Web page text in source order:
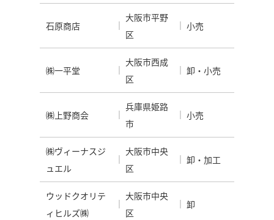
石原商店
大阪市平野
区
小売
㈱一平堂
大阪市西成
区
卸・小売
㈱上野商会
兵庫県姫路
市
小売
㈱ヴィーナスジ
ュエル
大阪市中央
区
卸・加工
ウッドクオリテ
ィヒルズ㈱
大阪市中央
区
卸